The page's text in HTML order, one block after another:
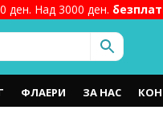
ден. Над 3000 ден.
ФЛАЕРИ ЗА НАС